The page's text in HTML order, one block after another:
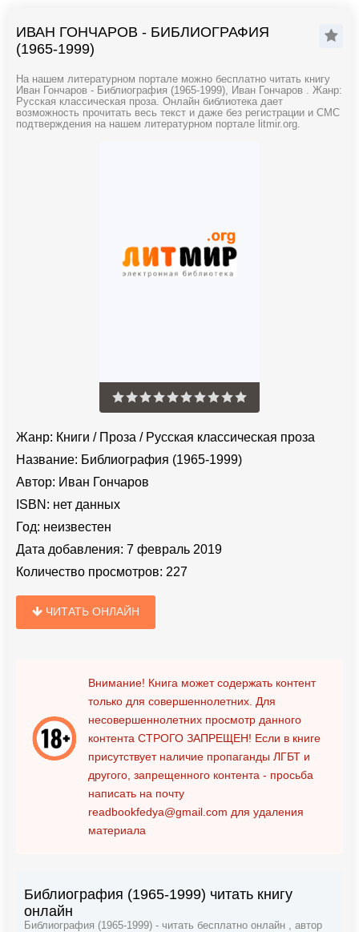
ИВАН ГОНЧАРОВ - БИБЛИОГРАФИЯ
(1965-1999)
На нашем литературном портале можно бесплатно читать книгу
Иван Гончаров - Библиография (1965-1999), Иван Гончаров . Жанр:
Русская классическая проза. Онлайн библиотека дает
возможность прочитать весь текст и даже без регистрации и СМС
подтверждения на нашем литературном портале litmir.org.
Жанр: Книги / Проза / Русская классическая проза
Название: Библиография (1965-1999)
Автор: Иван Гончаров
ISBN: нет данных
Год: неизвестен
Дата добавления: 7 февраль 2019
Количество просмотров: 227
ЧИТАТЬ ОНЛАЙН
Внимание! Книга может содержать контент
только для совершеннолетних. Для
несовершеннолетних просмотр данного
контента СТРОГО ЗАПРЕЩЕН! Если в книге
присутствует наличие пропаганды ЛГБТ и
другого, запрещенного контента - просьба
написать на почту
readbookfedya@gmail.com для удаления
материала
Библиография (1965-1999) читать книгу
онлайн
Библиография (1965-1999) - читать бесплатно онлайн , автор